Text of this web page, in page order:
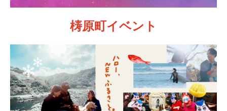
梼原町イベント